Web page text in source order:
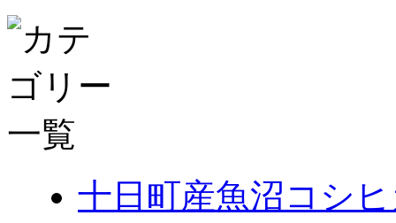
十日町産魚沼コシ